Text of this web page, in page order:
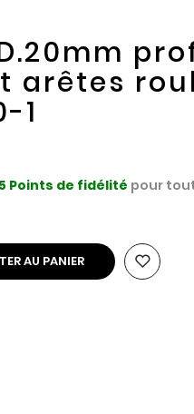
arêtes
1
Points de fidélité pour
AU PANIER